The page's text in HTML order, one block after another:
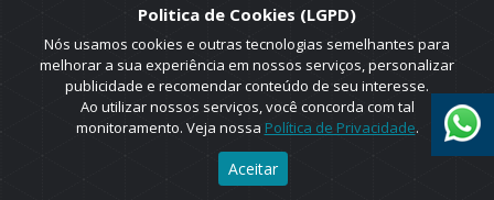
Politica de Cookies (LGPD)
Nós usamos cookies e outras tecnologias semelhantes para
melhorar a sua experiência em nossos serviços, personalizar
publicidade e recomendar conteúdo de seu interesse.
Ao utilizar nossos serviços, você concorda com tal
monitoramento. Veja nossa Política de Privacidade.
Aceitar